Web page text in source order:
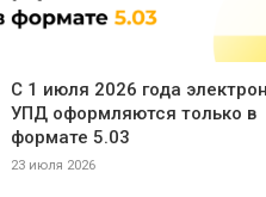
С 1 июля 2026 года
УПД оформляются только в
формате 5.03
23 июля 2026